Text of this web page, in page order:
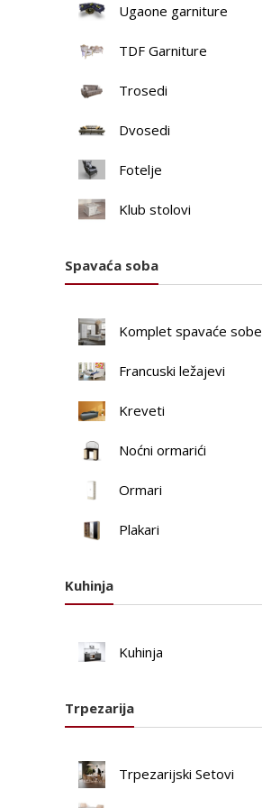
Ugaone garniture
TDF Garniture
Trosedi
Dvosedi
Fotelje
Klub stolovi
Spavaća soba
Komplet spavaće sobe
Francuski ležajevi
Kreveti
Noćni ormarići
Ormari
Plakari
Kuhinja
Kuhinja
Trpezarija
Trpezarijski Setovi